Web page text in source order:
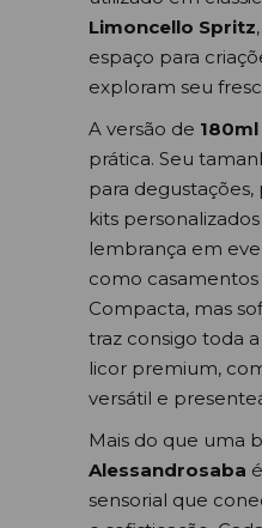
Limoncello Spritz
espaço para
exploram seu
A versão de 180ml
prática. Seu
para
kits
lembrança em
como
Compacta, mas
traz consigo toda
licor premium,
versátil e
Mais do que uma
Alessandrosaba
sensorial que